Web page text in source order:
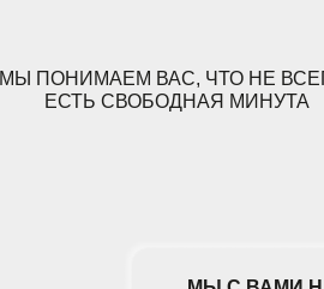
МЫ ПОНИМАЕМ ВАС, ЧТО НЕ
ЕСТЬ СВОБОДНАЯ МИНУТА